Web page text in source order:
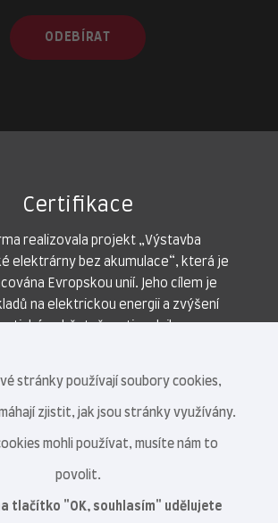
ODEBÍRAT
Certifikace
realizovala projekt „Výstavba
elektrárny bez akumulace“, která je
Evropskou unií. Jeho cílem je
na elektrickou energii a zvýšení
soběstačnosti podniku.
stránky používají soubory cookies,
zjistit, jak jsou stránky využívány.
mohli používat, musíte nám to
povolit.
tlačítko "OK, souhlasím" udělujete